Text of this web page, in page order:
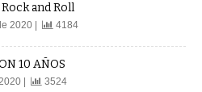
and Roll
2020 | 4184
10 AÑOS
| 3524